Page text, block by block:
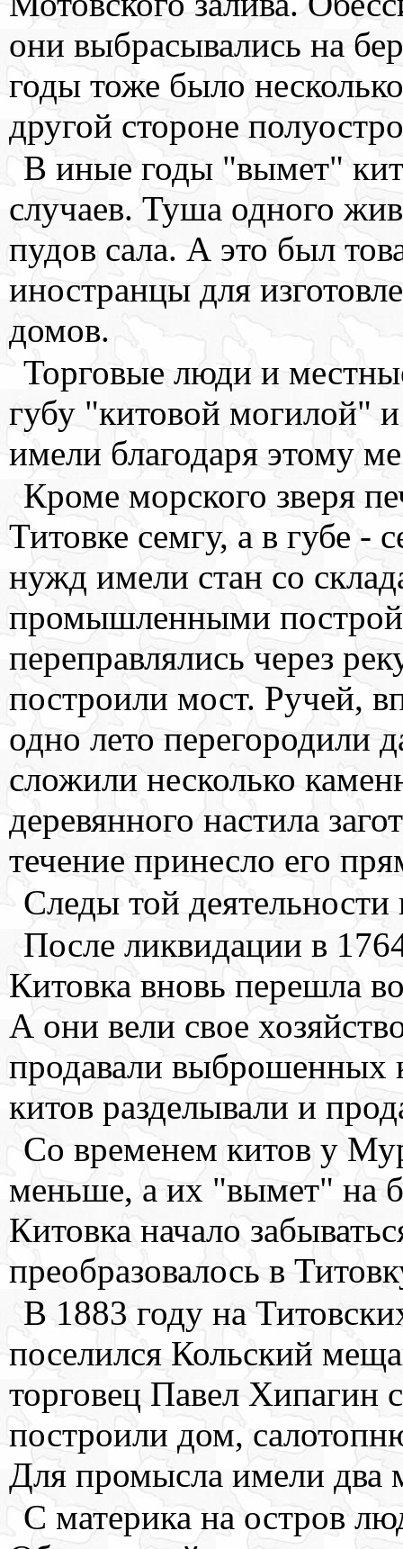
они выбрасывались на
годы тоже было
другой стороне
В иные годы "вымет"
случаев. Туша одного
пудов сала. А это был
иностранцы для
домов.
Торговые люди и
губу "китовой могилой"
имели благодаря этому
Кроме морского зверя
Титовке семгу, а в губе -
нужд имели стан со
промышленными
переправлялись через
построили мост. Ручей,
одно лето перегородили
сложили несколько
деревянного настила
течение принесло его
Следы той
После ликвидации в
Китовка вновь перешла
А они вели свое
продавали выброшенных
китов разделывали и
Со временем китов у
меньше, а их "вымет" на
Китовка начало
преобразовалось в
В 1883 году на
поселился Кольский
торговец Павел
построили дом,
Для промысла имели два
С материка на остров